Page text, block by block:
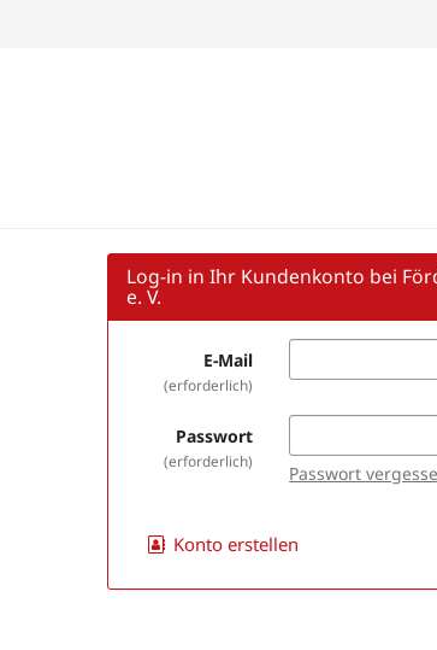
Log-in in Ihr Kundenkonto bei
e. V.
E-Mail
erforderlich
Passwort
erforderlich
Passwort
Konto erstellen